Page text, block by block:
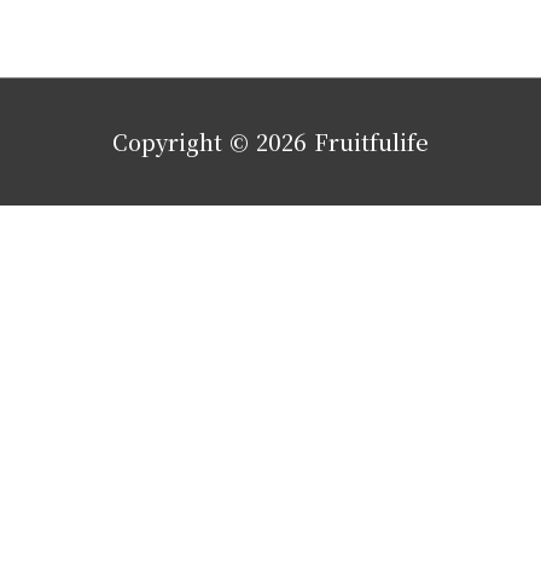
Copyright © 2026 Fruitfulife